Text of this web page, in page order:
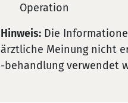
Operation
Hinweis: Die
ärztliche Meinung nicht
-behandlung verwendet